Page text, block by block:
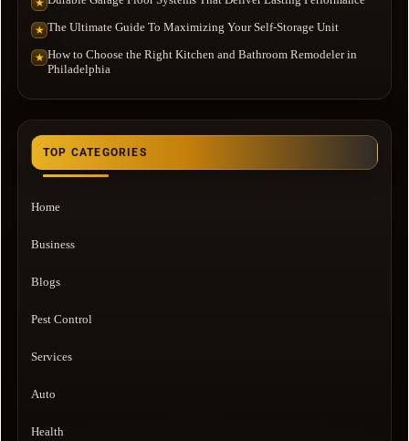
★
★ The Ultimate Guide To Maximizing Your Self-Storage Unit
★ How to Choose the Right Kitchen and Bathroom Remodeler in
Philadelphia
TOP CATEGORIES
Home
Business
Blogs
Pest Control
Services
Auto
Health